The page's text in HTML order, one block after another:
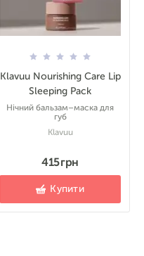
Klavuu Nourishing Care Lip
Sleeping Pack
Нічний бальзам–маска для
губ
Klavuu
415 грн
Купити